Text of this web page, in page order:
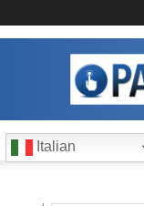
Italian